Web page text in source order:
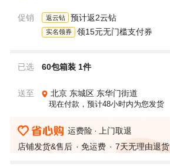
促销 返云钻 预计返2云钻
实名领券 领15元无门槛支付券
已选 60包箱装 1件
送至 北京 东城区 东华门街道
现在付款，预计48小时内为您发货
运费险
上门取退
店铺发货&售后
免运费 7天无理由退货